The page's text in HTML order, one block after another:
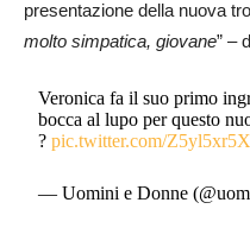
presentazione della nuova
molto simpatica, giovane” –
Veronica fa il suo primo
bocca al lupo per questo
?pic.twitter.com/
— Uomini e Donne